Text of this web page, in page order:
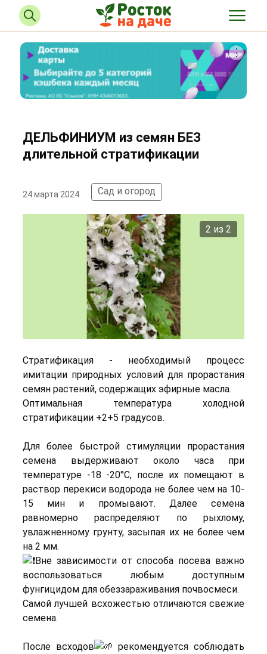
ДЕЛЬФИНИУМ из семян БЕЗ
длительной стратификации
24 марта 2024 Сад и огород
2 из 2
Стратификация - необходимый процесс
имитации природных условий для прорастания
семян растений, содержащих эфирные масла.
Оптимальная температура холодной
стратификации +2+5 градусов.
Для более быстрой стимуляции прорастания
семена выдерживают около часа при
температуре -18 -20°C, после их помещают в
раствор перекиси водорода не более чем на 10-
15 мин и промывают. Далее семена
равномерно распределяют по рыхлому,
увлажненному грунту, засыпая их не более чем
на 2 мм.
Вне зависимости от способа посева важно
воспользоваться любым доступным
фунгицидом для обеззараживания почвосмеси.
Самой лучшей всхожестью отличаются свежие
семена.
После всходов
рекомендуется соблюдать